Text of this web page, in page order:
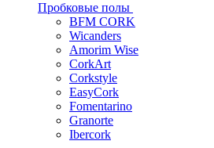
Пробковые полы
BFM CORK
Wicanders
Amorim Wise
CorkArt
Corkstyle
EasyCork
Fomentarino
Granorte
Ibercork